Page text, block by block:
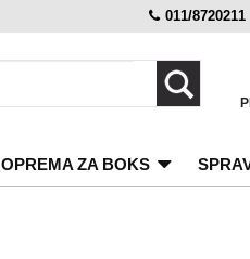
011/8720211
OPREMA ZA BOKS